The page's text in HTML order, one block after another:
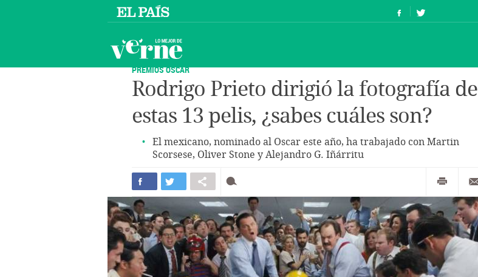
PREMIOS OSCAR
Rodrigo Prieto dirigió la fotografía de
estas 13 pelis, ¿sabes cuáles son?
El mexicano, nominado al Oscar este año, ha trabajado con Martin
Scorsese, Oliver Stone y Alejandro G. Iñárritu